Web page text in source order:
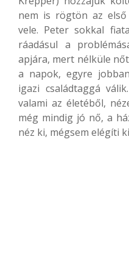
nem is rögtön az
vele. Peter sokkal
ráadásul a
apjára, mert nélküle
a napok, egyre
igazi családtaggá
valami az életéből,
még mindig jó nő, a
néz ki, mégsem elégíti